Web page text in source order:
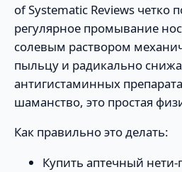
of Systematic Reviews четко
регулярное промывание
солевым раствором
пыльцу и радикально
антигистаминных
шаманство, это простая
Как правильно это делать:
Купить аптечный нети-